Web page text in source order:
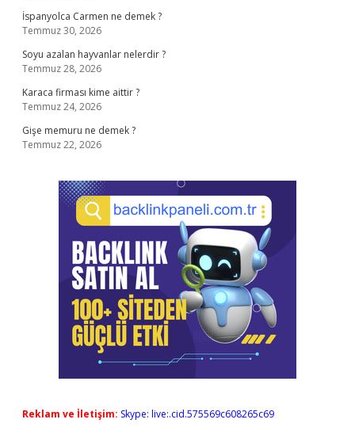
İspanyolca Carmen ne demek ?
Temmuz 30, 2026
Soyu azalan hayvanlar nelerdir ?
Temmuz 28, 2026
Karaca firması kime aittir ?
Temmuz 24, 2026
Gişe memuru ne demek ?
Temmuz 22, 2026
Reklam ve İletişim: Skype: live:.cid.575569c608265c69